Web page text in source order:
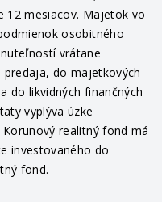
12 mesiacov. Majetok vo
osobitného
vrátane
predaja, do majetkových
do likvidných finančných
vyplýva úzke
realitný fond má
investovaného do
fond.